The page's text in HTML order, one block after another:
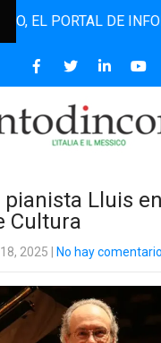
EL PORTAL DE
pianista Lluis
Cultura
2025 No hay